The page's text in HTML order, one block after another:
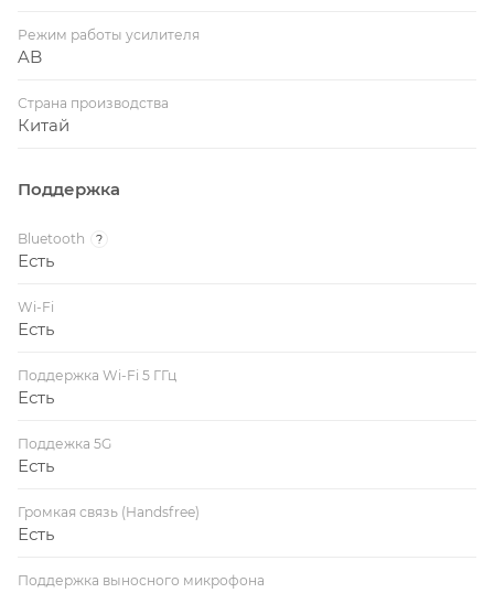
Режим работы усилителя
AB
Страна производства
Китай
Поддержка
Bluetooth ?
Есть
Wi-Fi
Есть
Поддержка Wi-Fi 5 ГГц
Есть
Поддежка 5G
Есть
Громкая связь (Handsfree)
Есть
Поддержка выносного микрофона